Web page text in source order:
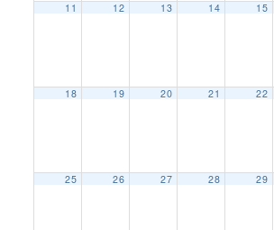
11 12 13 14 15
18 19 20 21 22
25 26 27 28 29